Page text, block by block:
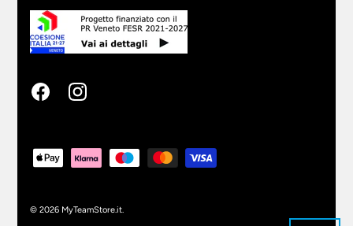
© 2026 MyTeamStore.it.